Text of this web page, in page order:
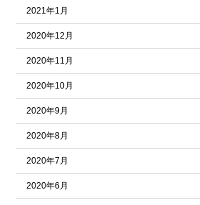
2021年1月
2020年12月
2020年11月
2020年10月
2020年9月
2020年8月
2020年7月
2020年6月